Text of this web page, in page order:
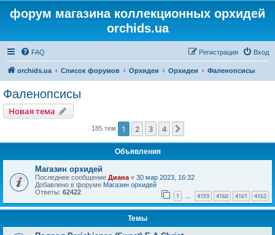
форум магазина коллекционных орхидей
orchids.ua
FAQ Вход
Регистрация
orchids.ua Список форумов Орхидеи Орхидеи Фаленопсисы
Фаленопсисы
Новая тема
185 тем 1 2 3 4
Объявления
Магазин орхидей
Последнее сообщение Диана « 30 мар 2023, 16:32
Добавлено в форуме Магазин орхидей
Ответы: 62422 1 … 4159 4160 4161 4162
Темы